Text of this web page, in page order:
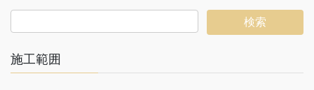
施工範囲